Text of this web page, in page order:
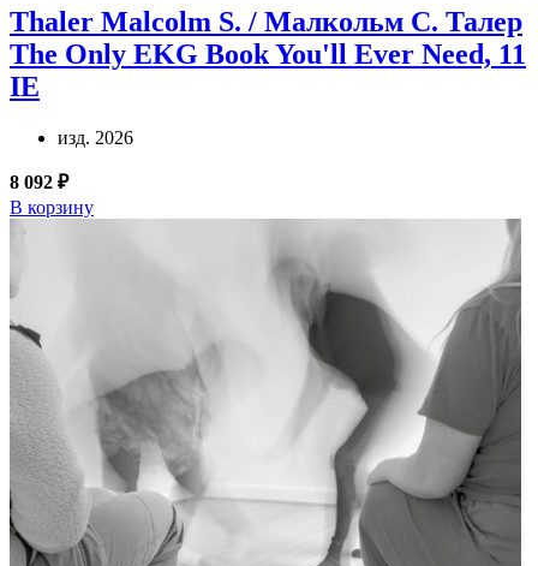
Thaler Malcolm S. / Малкольм С. Талер
The Only EKG Book You'll Ever Need, 11
IE
изд. 2026
8 092 ₽
В корзину